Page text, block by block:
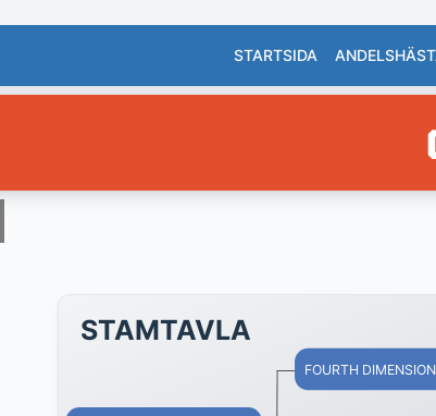
STARTSIDA
STAMTAVLA
FOURTH DIMENSION